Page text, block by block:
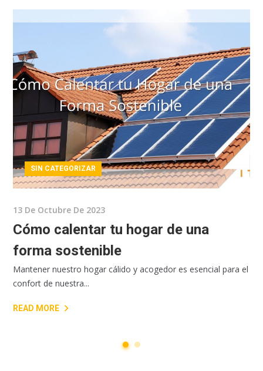
SIN CATEGORIZAR
13 De Octubre De 2023
Cómo calentar tu hogar de una
forma sostenible
Mantener nuestro hogar cálido y acogedor es esencial para el
confort de nuestra...
READ MORE